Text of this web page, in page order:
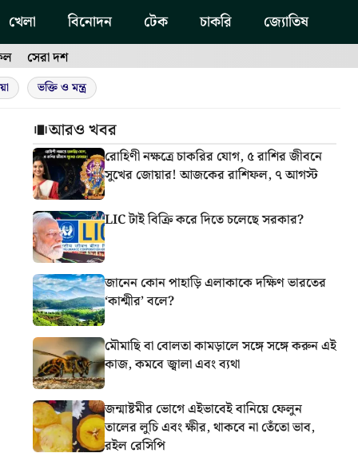
খেলা বিনোদন টেক চাকরি জ্যোতিষ
সেরা দশ
ভক্তি ও মন্ত্র
আরও খবর
রোহিণী নক্ষত্রে চাকরির যোগ, ৫ রাশির জীবনে
সুখের জোয়ার! আজকের রাশিফল, ৭ আগস্ট
LIC টাই বিক্রি করে দিতে চলেছে সরকার?
জানেন কোন পাহাড়ি এলাকাকে দক্ষিণ ভারতের
‘কাশ্মীর’ বলে?
মৌমাছি বা বোলতা কামড়ালে সঙ্গে সঙ্গে করুন এই
কাজ, কমবে জ্বালা এবং ব্যথা
জন্মাষ্টমীর ভোগে এইভাবেই বানিয়ে ফেলুন
তালের লুচি এবং ক্ষীর, থাকবে না তেঁতো ভাব,
রইল রেসিপি